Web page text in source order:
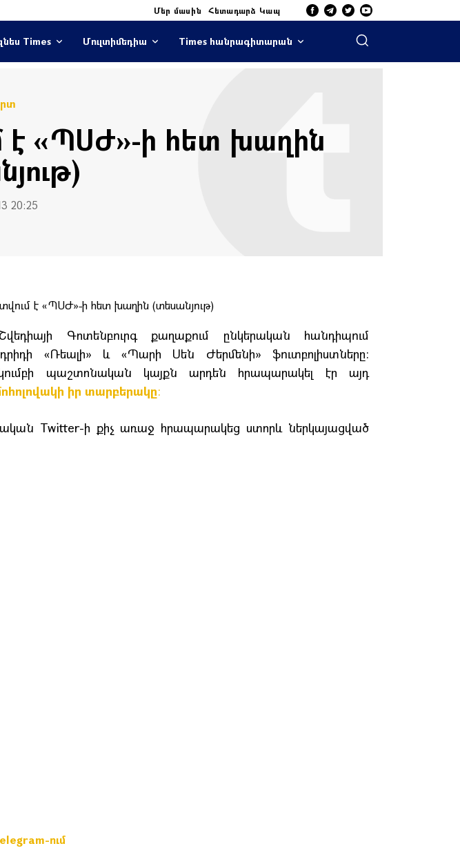
Մեր մասին Հետադարձ Կապ
Times Մուլտիմեդիա Times հանրագիտարան
«ՊՍԺ»-ի հետ խաղին
20:25
Գոտենբուրգ քաղաքում ընկերական հանդիպում
«Ռեալի» և «Պարի Սեն Ժերմենի» ֆուտբոլիստները:
պաշտոնական կայքն արդեն հրապարակել էր այդ
իր տարբերակը:
Twitter-ի քիչ առաջ հրապարակեց ստորև ներկայացված
ում